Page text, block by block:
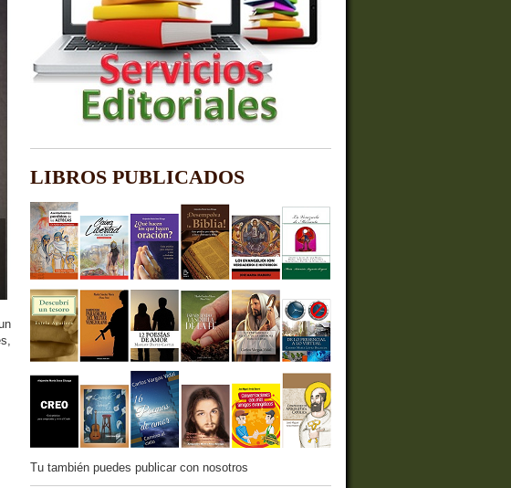
LIBROS PUBLICADOS
Tu también puedes publicar con nosotros